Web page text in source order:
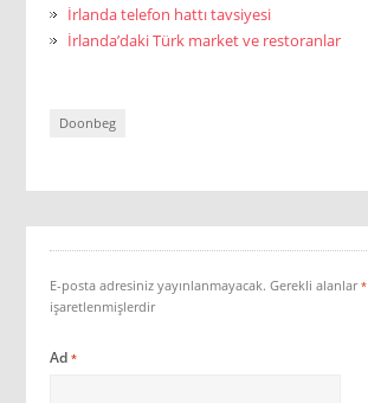
İrlanda telefon hattı tavsiyesi
İrlanda’daki Türk market ve restoranlar
Doonbeg
E-posta adresiniz yayınlanmayacak. Gerekli alanlar*
işaretlenmişlerdir
Ad*